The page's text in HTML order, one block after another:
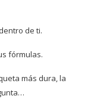
de ti.
fórmulas.
más dura, la